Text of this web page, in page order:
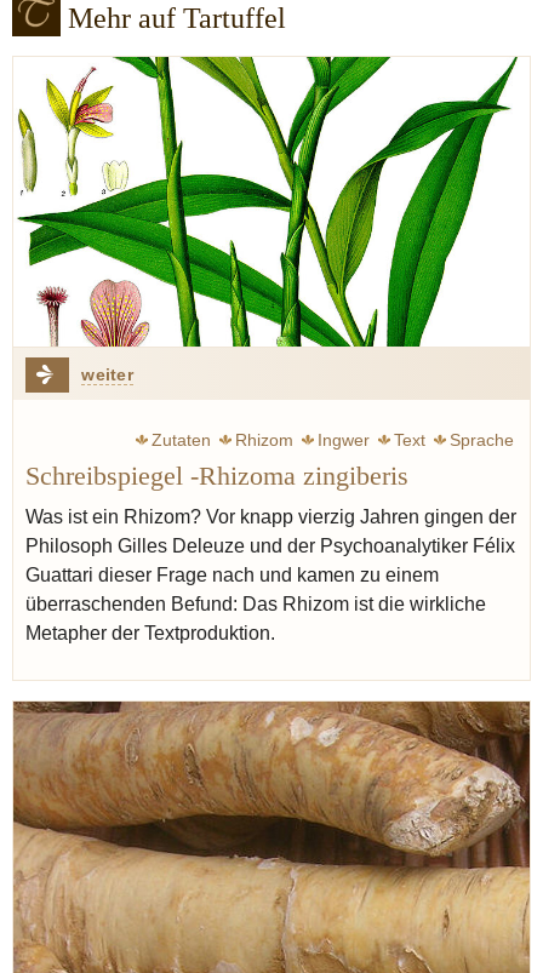
Mehr auf Tartuffel
weiter
Zutaten Rhizom Ingwer Text Sprache
Schreibspiegel -Rhizoma zingiberis
Was ist ein Rhizom? Vor knapp vierzig Jahren gingen der
Philosoph Gilles Deleuze und der Psychoanalytiker Félix
Guattari dieser Frage nach und kamen zu einem
überraschenden Befund: Das Rhizom ist die wirkliche
Metapher der Textproduktion.